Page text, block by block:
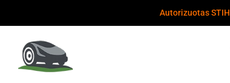
Autorizuotas